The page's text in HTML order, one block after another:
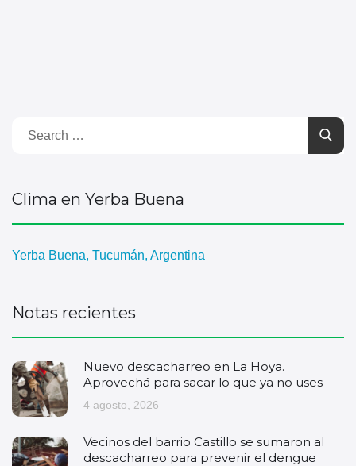
Clima en Yerba Buena
Yerba Buena, Tucumán, Argentina
Notas recientes
Nuevo descacharreo en La Hoya.
Aprovechá para sacar lo que ya no uses
4 agosto, 2026
Vecinos del barrio Castillo se sumaron al
descacharreo para prevenir el dengue